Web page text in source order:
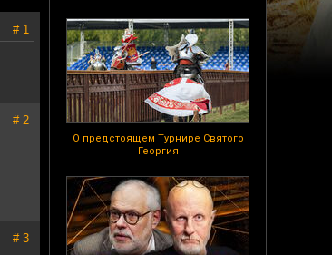
О предстоящем Турнире Святого
Георгия
# 1
# 2
# 3